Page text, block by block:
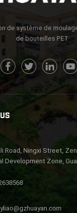
de système de
de bouteilles PET
Road, Ningxi Street,
Development Zone,